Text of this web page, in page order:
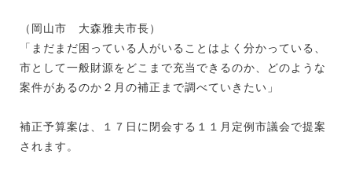
（岡山市 大森雅夫市長）
「まだまだ困っている人がいることはよく分かっている、
市として一般財源をどこまで充当できるのか、どのような
案件があるのか２月の補正まで調べていきたい」
補正予算案は、１７日に閉会する１１月定例市議会で提案
されます。